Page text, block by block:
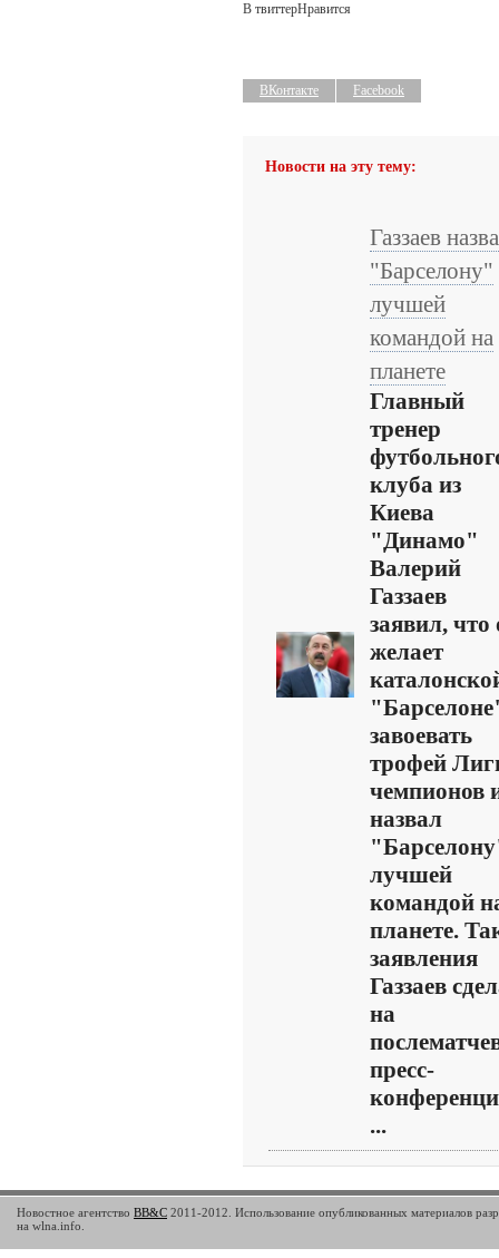
В твиттерНравится
ВКонтакте Facebook
Новости на эту тему:
Газзаев
"Барселону"
лучшей
командой на
планете
Главный
тренер
клуба из
Киева
"Динамо"
Валерий
Газзаев
заявил, что
желает
завоевать
трофей
чемпионов
назвал
лучшей
командой
планете.
заявления
Газзаев
на
пресс-
...
Новостное агентство BB&C 2011-2012. Использование опубликованных материалов
на wlna.info.